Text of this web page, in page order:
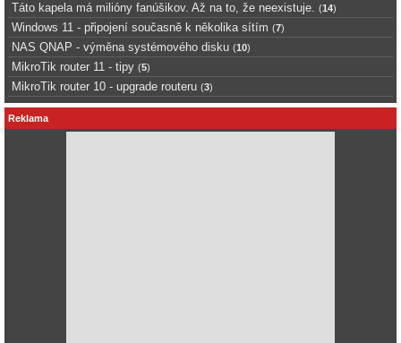
Táto kapela má milióny fanúšikov. Až na to, že neexistuje. (14)
Windows 11 - připojení současně k několika sítím (7)
NAS QNAP - výměna systémového disku (10)
MikroTik router 11 - tipy (5)
MikroTik router 10 - upgrade routeru (3)
Reklama